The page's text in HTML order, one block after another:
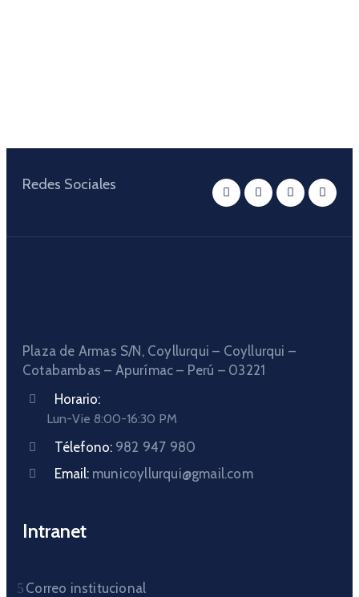
Redes Sociales
Plaza de Armas S/N, Coyllurqui – Coyllurqui –
Cotabambas – Apurímac – Perú – 03221
Horario:
Lun-Vie 8:00-16:30 PM
Télefono: 982 947 980
Email: municoyllurqui@gmail.com
Intranet
Correo institucional